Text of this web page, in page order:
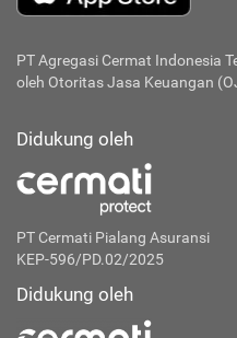
PT Agregasi Cermat Indonesia
oleh Otoritas Jasa Keuangan
Didukung oleh
PT Cermati Pialang Asuransi
KEP-596/PD.02/2025
Didukung oleh